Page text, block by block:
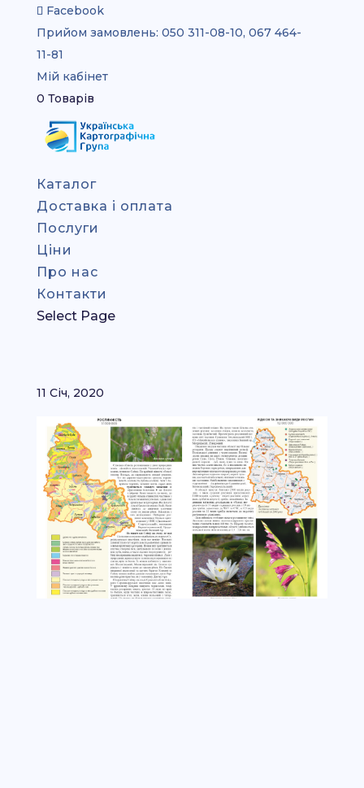
Facebook
Прийом замовлень: 050 311-08-10, 067 464-
11-81
Мій кабінет
0 Товарів
Каталог
Доставка і оплата
Послуги
Ціни
Про нас
Контакти
Select Page
11 Січ, 2020